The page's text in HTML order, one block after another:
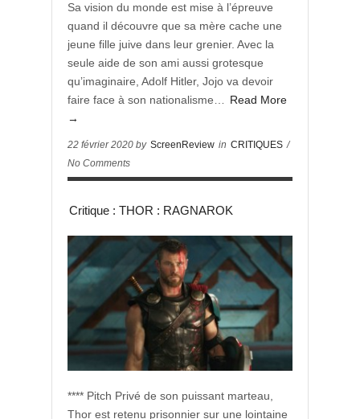
Sa vision du monde est mise à l’épreuve
quand il découvre que sa mère cache une
jeune fille juive dans leur grenier. Avec la
seule aide de son ami aussi grotesque
qu’imaginaire, Adolf Hitler, Jojo va devoir
faire face à son nationalisme…
Read More
→
22 février 2020 by ScreenReview in CRITIQUES /
No Comments
Critique : THOR : RAGNAROK
**** Pitch Privé de son puissant marteau,
Thor est retenu prisonnier sur une lointaine